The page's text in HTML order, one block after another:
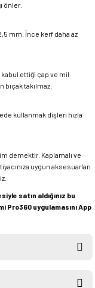
önler.
mm. İnce kerf daha az
kabul ettiği çap ve mil
takılmaz.
kullanmak dişleri hızla
demektir. Kaplamalı ve
uygun aksesuarları
satın aldığınız bu
Pro360 uygulamasını App